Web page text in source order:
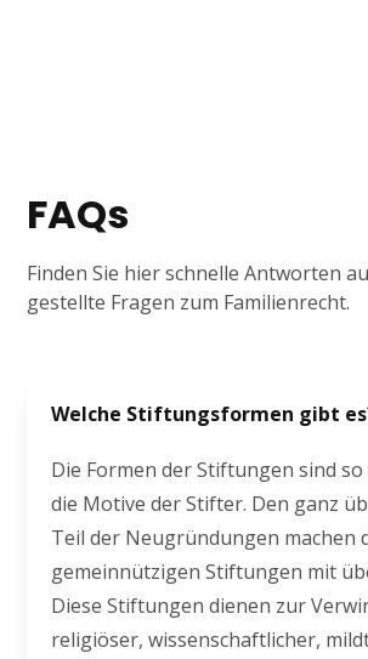
FAQs
Finden Sie hier schnelle Antworten
gestellte Fragen zum Familienrecht.
Welche Stiftungsformen gibt
Die Formen der Stiftungen sind
die Motive der Stifter. Den ganz
Teil der Neugründungen machen
gemeinnützigen Stiftungen mit
Diese Stiftungen dienen zur
religiöser, wissenschaftlicher,